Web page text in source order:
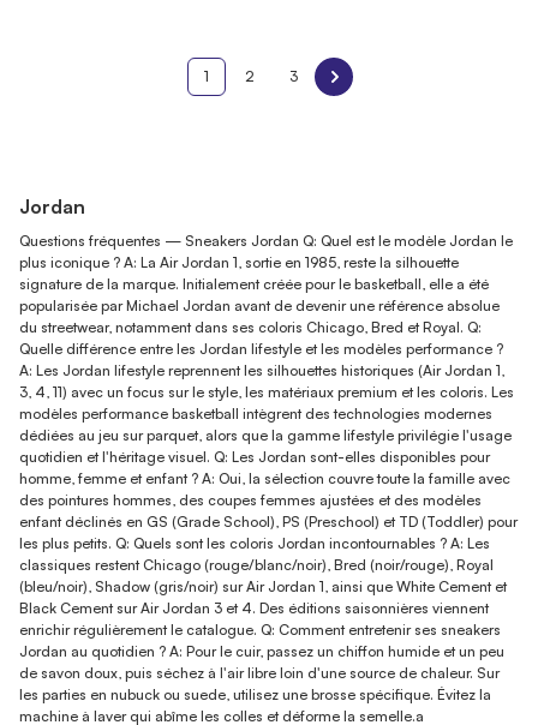
1 2 3
Jordan
Questions fréquentes — Sneakers Jordan Q: Quel est le modèle Jordan le
plus iconique ? A: La Air Jordan 1, sortie en 1985, reste la silhouette
signature de la marque. Initialement créée pour le basketball, elle a été
popularisée par Michael Jordan avant de devenir une référence absolue
du streetwear, notamment dans ses coloris Chicago, Bred et Royal. Q:
Quelle différence entre les Jordan lifestyle et les modèles performance ?
A: Les Jordan lifestyle reprennent les silhouettes historiques (Air Jordan 1,
3, 4, 11) avec un focus sur le style, les matériaux premium et les coloris. Les
modèles performance basketball intègrent des technologies modernes
dédiées au jeu sur parquet, alors que la gamme lifestyle privilégie l'usage
quotidien et l'héritage visuel. Q: Les Jordan sont-elles disponibles pour
homme, femme et enfant ? A: Oui, la sélection couvre toute la famille avec
des pointures hommes, des coupes femmes ajustées et des modèles
enfant déclinés en GS (Grade School), PS (Preschool) et TD (Toddler) pour
les plus petits. Q: Quels sont les coloris Jordan incontournables ? A: Les
classiques restent Chicago (rouge/blanc/noir), Bred (noir/rouge), Royal
(bleu/noir), Shadow (gris/noir) sur Air Jordan 1, ainsi que White Cement et
Black Cement sur Air Jordan 3 et 4. Des éditions saisonnières viennent
enrichir régulièrement le catalogue. Q: Comment entretenir ses sneakers
Jordan au quotidien ? A: Pour le cuir, passez un chiffon humide et un peu
de savon doux, puis séchez à l'air libre loin d'une source de chaleur. Sur
les parties en nubuck ou suede, utilisez une brosse spécifique. Évitez la
machine à laver qui abîme les colles et déforme la semelle.a